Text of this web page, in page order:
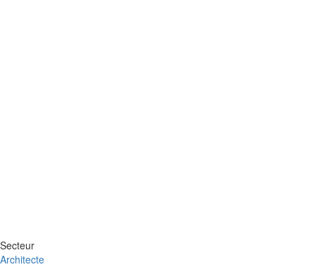
Secteur
Architecte